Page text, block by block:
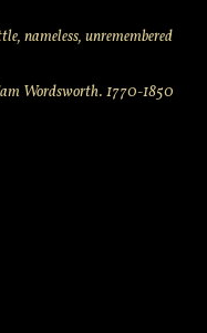
nameless, unremembered
Wordsworth. 1770-1850